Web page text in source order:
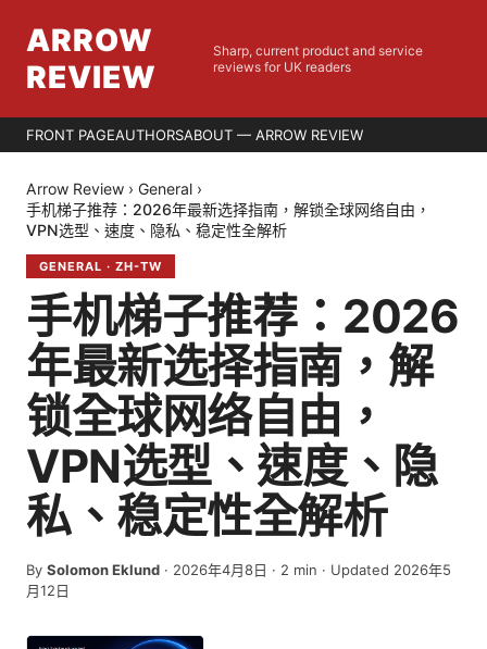
ARROW
REVIEW
Sharp, current product and service
reviews for UK readers
FRONT PAGEAUTHORSABOUT — ARROW REVIEW
Arrow Review › General ›
手机梯子推荐：2026年最新选择指南，解锁全球网络自由，
VPN选型、速度、隐私、稳定性全解析
GENERAL · ZH-TW
手机梯子推荐：2026
年最新选择指南，解
锁全球网络自由，
VPN选型、速度、隐
私、稳定性全解析
By Solomon Eklund · 2026年4月8日 · 2 min · Updated 2026年5
月12日